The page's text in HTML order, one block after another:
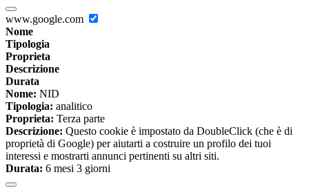
www.google.com
Nome
Tipologia
Proprieta
Descrizione
Durata
Nome: NID
Tipologia: analitico
Proprieta: Terza parte
Descrizione: Questo cookie è impostato da DoubleClick (che è di
proprietà di Google) per aiutarti a costruire un profilo dei tuoi
interessi e mostrarti annunci pertinenti su altri siti.
Durata: 6 mesi 3 giorni